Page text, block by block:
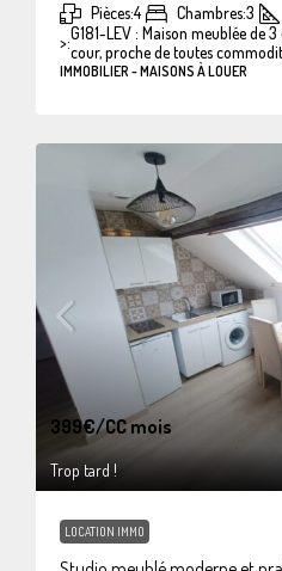
Pièces:4 Chambres:3
>:G181-LEV : Maison meublée de
cour, proche de toutes
IMMOBILIER - MAISONS À LOUER
399€/CC mois
Trop tard !
LOCATION IMMO